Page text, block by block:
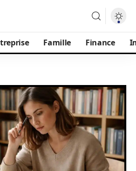
Famille Finance